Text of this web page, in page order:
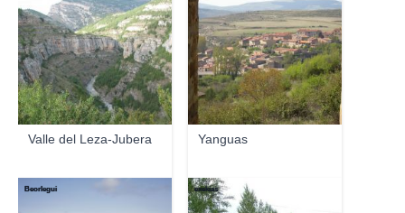
Valle del Leza-Jubera Yanguas
Beorlegui exekias